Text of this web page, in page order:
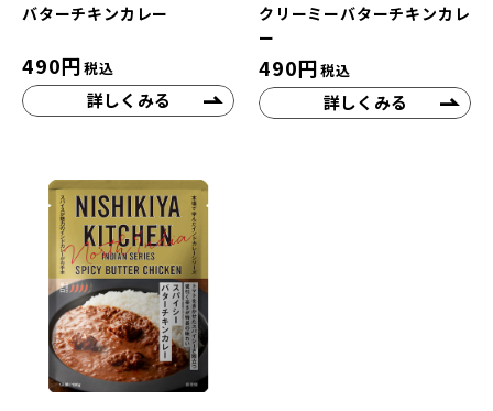
バターチキンカレー
490円税込
詳しくみる
クリーミーバターチキンカレ
ー
490円税込
詳しくみる